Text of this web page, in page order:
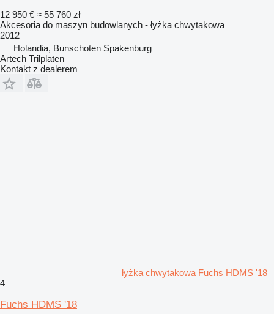
12 950 € ≈ 55 760 zł
Akcesoria do maszyn budowlanych - łyżka chwytakowa
2012
Holandia, Bunschoten Spakenburg
Artech Trilplaten
Kontakt z dealerem
łyżka chwytakowa Fuchs HDMS '18
4
Fuchs HDMS '18